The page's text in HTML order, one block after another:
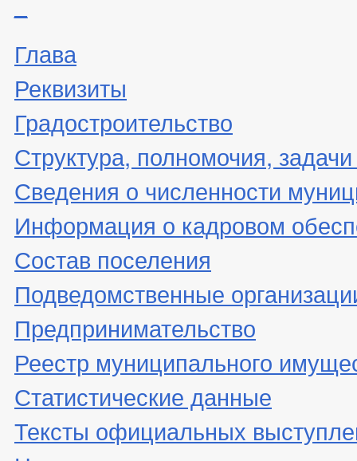
Глава
Реквизиты
Градостроительство
Структура, полномочия,
Сведения о численности
Информация о кадровом
Состав поселения
Подведомственные
Предпринимательство
Реестр муниципального
Статистические данные
Тексты официальных